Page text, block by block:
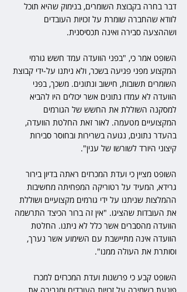
דבר בחרה בקבוצת השומרים, בנימוק שהיא תוכל
לוודא שהחברה שומרת על זכויות העובדים
ושההצעה סבירה ואינה תכסיסנית.
השופט אמר כי, "בפני הוועדה עמד חשש גורמי
המקצוע מפני פגיעה בשכר, ולא ניתנו על-ידי קבוצת
השומרים תשובות, חישוב ונתונים. משכך, בפני
הוועדה לא עמדו נתונים אשר יכולים היו להביא
למסקנה השוללת את החשש של הגורמים
המקצועיים מטעמה. לאור זאת החלטת הוועדה,
בהעדר נתונים, נגועה בשרירות ובחוסר סבירות
קיצוני היורד לשורשו של ענין".
השופט מציין כי ועדת המכרזים ראתה בדיון בירור
גרידא, המעיד על רטוריקה המפחיתה מחשיבות
ההמלצות שניתנו על ידי גורמים מקצועיים ושוללת
את העובדות שהציגו. "אין זה ברור הכיצד התרשמה
הוועדה מהסברים אשר כלל לא ניתנו. החלטת
הוועדה אינה מתיישבת עם השימוע אשר נערך,
וסותרת את העולה ממנו".
השופט קבע כי פרשנות ועדת המכרזים למכרז